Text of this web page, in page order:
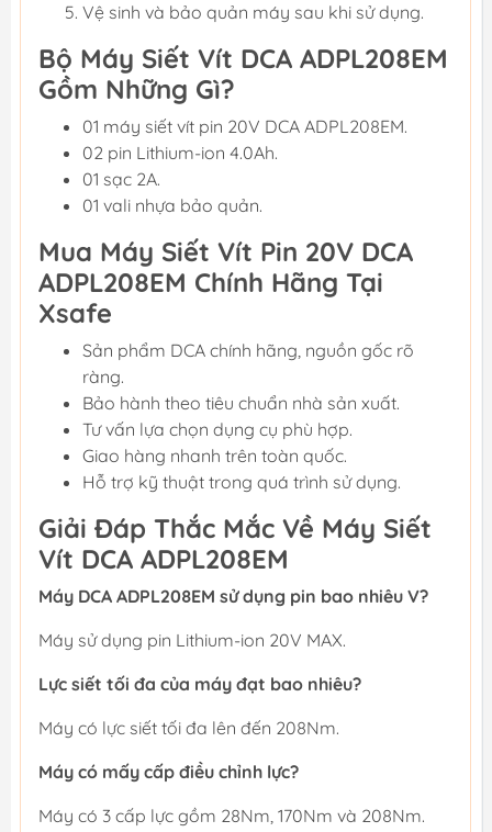
Vệ sinh và bảo quản máy sau khi sử dụng.
Bộ Máy Siết Vít DCA ADPL208EM
Gồm Những Gì?
01 máy siết vít pin 20V DCA ADPL208EM.
02 pin Lithium-ion 4.0Ah.
01 sạc 2A.
01 vali nhựa bảo quản.
Mua Máy Siết Vít Pin 20V DCA
ADPL208EM Chính Hãng Tại
Xsafe
Sản phẩm DCA chính hãng, nguồn gốc rõ
ràng.
Bảo hành theo tiêu chuẩn nhà sản xuất.
Tư vấn lựa chọn dụng cụ phù hợp.
Giao hàng nhanh trên toàn quốc.
Hỗ trợ kỹ thuật trong quá trình sử dụng.
Giải Đáp Thắc Mắc Về Máy Siết
Vít DCA ADPL208EM
Máy DCA ADPL208EM sử dụng pin bao nhiêu V?
Máy sử dụng pin Lithium-ion 20V MAX.
Lực siết tối đa của máy đạt bao nhiêu?
Máy có lực siết tối đa lên đến 208Nm.
Máy có mấy cấp điều chỉnh lực?
Máy có 3 cấp lực gồm 28Nm, 170Nm và 208Nm.